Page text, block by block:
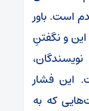
است. باور
و نگفتنِ
این فشار
که به